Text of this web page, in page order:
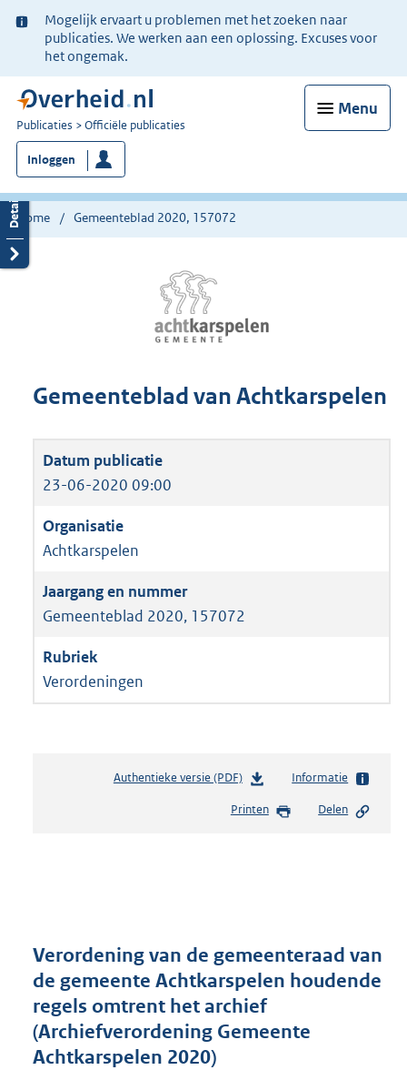
Ter
informatie:
Mogelijk ervaart u problemen met het zoeken naar
publicaties. We werken aan een oplossing. Excuses voor
het ongemak.
Menu
U
bent
nu
hier:
Publicaties Officiële publicaties
Inloggen
Home Gemeenteblad 2020, 157072
Gemeenteblad van Achtkarspelen
23-06-2020 09:00
Achtkarspelen
Gemeenteblad 2020, 157072
Verordeningen
Authentieke versie (PDF)b
s
r
o
t
t
Informatie
Printen Delen
Verordening van de gemeenteraad van
de gemeente Achtkarspelen houdende
regels omtrent het archief
(Archiefverordening Gemeente
Achtkarspelen 2020)